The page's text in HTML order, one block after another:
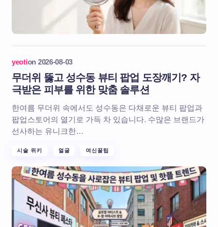
yeotion 2026-08-03
무더위 뚫고 성수동 뷰티 팝업 도장깨기? 자
극받은 피부를 위한 맞춤 솔루션
한여름 무더위 속에서도 성수동은 다채로운 뷰티 팝업과
팝업스토어의 열기로 가득 차 있습니다. 수많은 브랜드가
선사하는 유니크한…
시술 위키 얼굴 여신꿀팁